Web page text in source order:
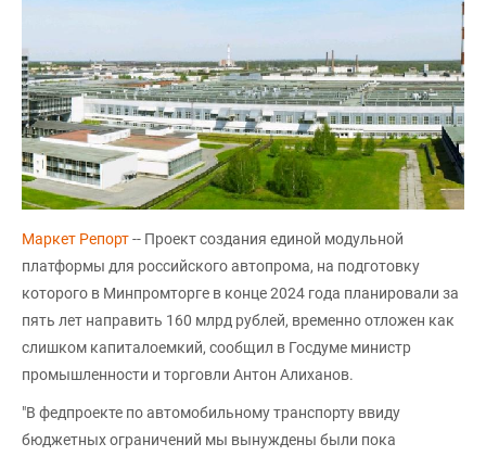
Маркет Репорт-- Проект создания единой модульной
платформы для российского автопрома, на подготовку
которого в Минпромторге в конце 2024 года планировали за
пять лет направить 160 млрд рублей, временно отложен как
слишком капиталоемкий, сообщил в Госдуме министр
промышленности и торговли Антон Алиханов.
"В федпроекте по автомобильному транспорту ввиду
бюджетных ограничений мы вынуждены были пока